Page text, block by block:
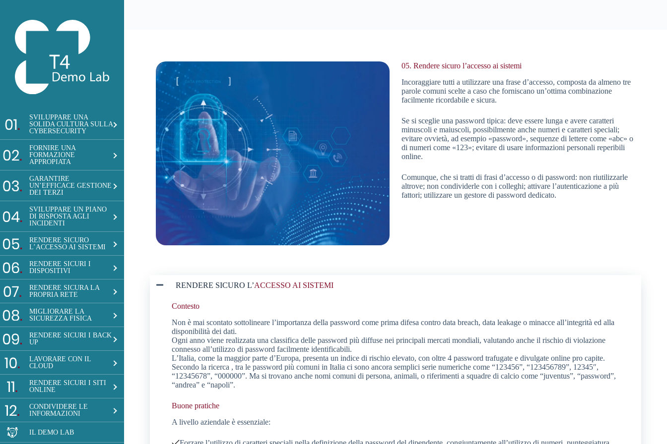
SVILUPPARE UNA
SOLIDA CULTURA SULLA
CYBERSECURITY
FORNIRE UNA
FORMAZIONE
APPROPIATA
GARANTIRE
UN’EFFICACE GESTIONE
DEI TERZI
SVILUPPARE UN PIANO
DI RISPOSTA AGLI
INCIDENTI
RENDERE SICURO
L’ACCESSO AI SISTEMI
RENDERE SICURI I
DISPOSITIVI
RENDERE SICURA LA
PROPRIA RETE
MIGLIORARE LA
SICUREZZA FISICA
RENDERE SICURI I BACK
UP
LAVORARE CON IL
CLOUD
RENDERE SICURI I SITI
ONLINE
CONDIVIDERE LE
INFORMAZIONI
IL DEMO LAB
05. Rendere sicuro l’accesso ai sistemi
Incoraggiare tutti a utilizzare una frase d’accesso, composta da almeno tre
parole comuni scelte a caso che forniscano un’ottima combinazione
facilmente ricordabile e sicura.
Se si sceglie una password tipica: deve essere lunga e avere caratteri
minuscoli e maiuscoli, possibilmente anche numeri e caratteri speciali;
evitare ovvietà, ad esempio «password», sequenze di lettere come «abc» o
di numeri come «123»; evitare di usare informazioni personali reperibili
online.
Comunque, che si tratti di frasi d’accesso o di password: non riutilizzarle
altrove; non condividerle con i colleghi; attivare l’autenticazione a più
fattori; utilizzare un gestore di password dedicato.
RENDERE SICURO L’ACCESSO AI SISTEMI
Contesto
Non è mai scontato sottolineare l’importanza della password come prima difesa contro data breach, data leakage o minacce all’integrità ed alla
disponibilità dei dati.
Ogni anno viene realizzata una classifica delle password più diffuse nei principali mercati mondiali, valutando anche il rischio di violazione
connesso all’utilizzo di password facilmente identificabili.
L’Italia, come la maggior parte d’Europa, presenta un indice di rischio elevato, con oltre 4 password trafugate e divulgate online pro capite.
Secondo la ricerca , tra le password più comuni in Italia ci sono ancora semplici serie numeriche come “123456”, “123456789”, 12345″,
“12345678”, “000000”. Ma si trovano anche nomi comuni di persona, animali, o riferimenti a squadre di calcio come “juventus”, “password”,
“andrea” e “napoli”.
Buone pratiche
A livello aziendale è essenziale: